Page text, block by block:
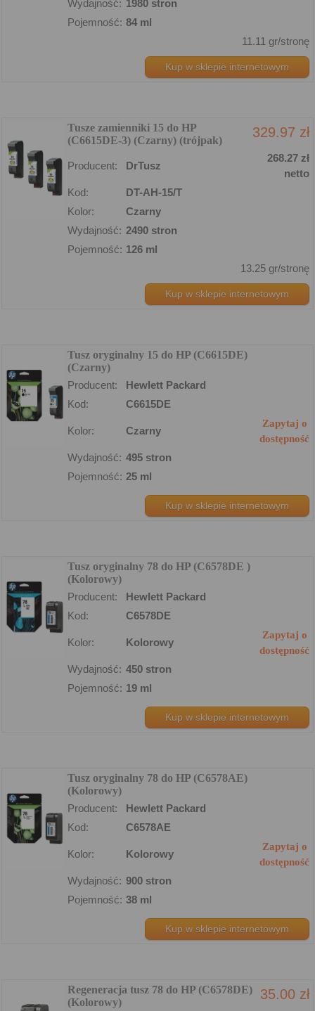
Wydajność: 1980 stron
Pojemność: 84 ml
11.11 gr/stronę
Kup w sklepie internetowym
Tusze zamienniki 15 do HP
(C6615DE-3) (Czarny) (trójpak)
329.97 zł
Producent: DrTusz
268.27 zł
netto
Kod:
DT-AH-15/T
Kolor:
Czarny
Wydajność: 2490 stron
Pojemność: 126 ml
13.25 gr/stronę
Kup w sklepie internetowym
Tusz oryginalny 15 do HP (C6615DE)
(Czarny)
Producent:
Hewlett Packard
Kod:
C6615DE
Kolor: Czarny
Zapytaj o
dostępność
Wydajność: 495 stron
Pojemność: 25 ml
Kup w sklepie internetowym
Tusz oryginalny 78 do HP (C6578DE )
(Kolorowy)
Producent:
Hewlett Packard
Kod:
C6578DE
Kolor: Kolorowy
Zapytaj o
dostępność
Wydajność: 450 stron
Pojemność: 19 ml
Kup w sklepie internetowym
Tusz oryginalny 78 do HP (C6578AE)
(Kolorowy)
Producent:
Hewlett Packard
Kod:
C6578AE
Kolor: Kolorowy
Zapytaj o
dostępność
Wydajność: 900 stron
Pojemność: 38 ml
Kup w sklepie internetowym
Regeneracja tusz 78 do HP (C6578DE)
(Kolorowy)
35.00 zł